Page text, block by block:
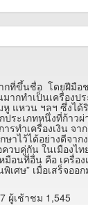
กที่ขึ้นชื่อ โดยฝีมือช
ากทำเป็นเครื่องป
แหวน ฯลฯ ซึ่งได้
ประเภทหนึ่งที่ก้าว
รทำเครื่องเงิน จา
ษาไว้ได้อย่างดีจา
วบคู่กัน ในเมืองไท
มือนที่อื่น คือ เครื่อ
เศษ” เมื่อเสร็จออ
ผู้เช้าชม 1,545